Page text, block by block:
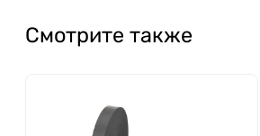
Страна производства: Финляндия
Смотрите также